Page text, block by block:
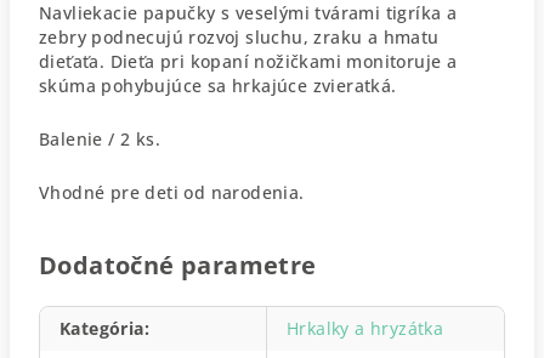
Navliekacie papučky s veselými tvárami tigríka a
zebry podnecujú rozvoj sluchu, zraku a hmatu
dieťaťa. Dieťa pri kopaní nožičkami monitoruje a
skúma pohybujúce sa hrkajúce zvieratká.
Balenie / 2 ks.
Vhodné pre deti od narodenia.
Dodatočné parametre
Kategória:
Hrkalky a hryzátka